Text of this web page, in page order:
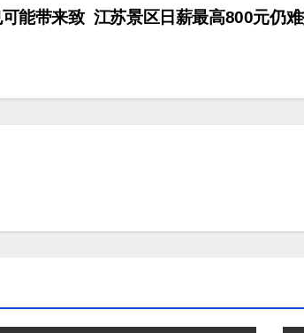
江苏景区日薪最高800元仍
能带来致